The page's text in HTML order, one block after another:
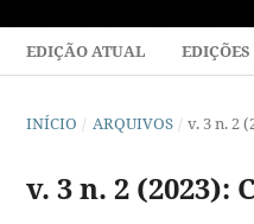
EDIÇÃO ATUAL
INÍCIO / ARQUIVOS / v. 3 n. 2
v. 3 n. 2